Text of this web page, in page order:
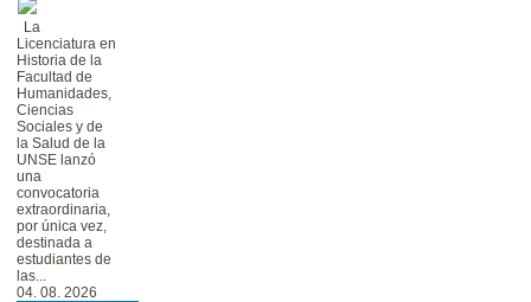
La
Licenciatura en
Historia de la
Facultad de
Humanidades,
Ciencias
Sociales y de
la Salud de la
UNSE lanzó
una
convocatoria
extraordinaria,
por única vez,
destinada a
estudiantes de
las...
04. 08. 2026